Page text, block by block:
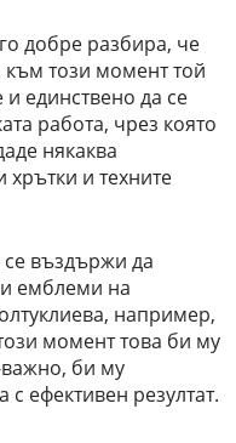
добре разбира, че
към този момент той
единствено да се
работа, чрез която
някаква
хрътки и техните
се въздържи да
емблеми на
например,
момент това би му
би му
ефективен резултат.